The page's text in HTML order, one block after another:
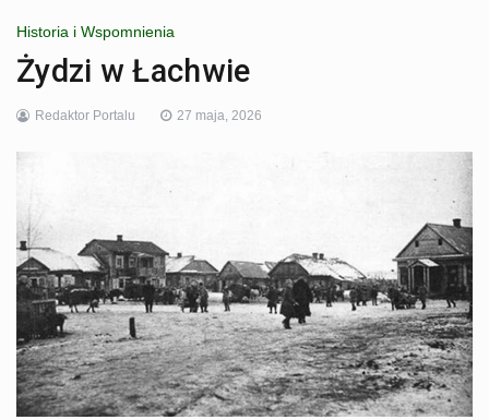
Historia i Wspomnienia
Żydzi w Łachwie
Redaktor Portalu 27 maja, 2026